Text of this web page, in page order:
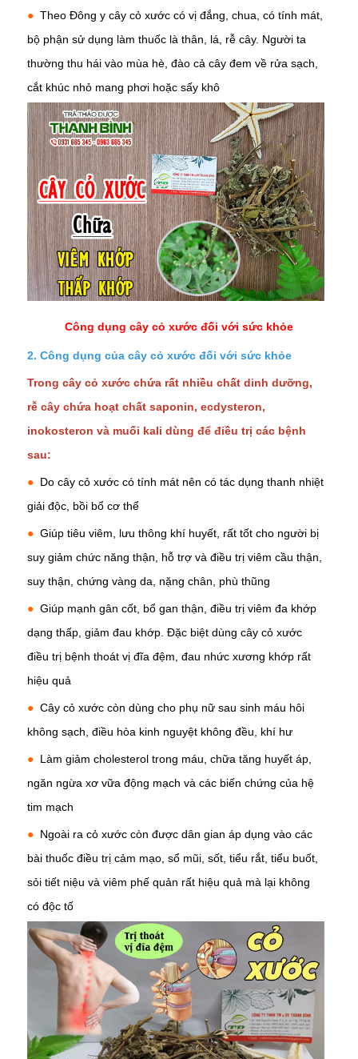
● Theo Đông y cây cỏ xước có vị đắng, chua, có tính mát,
bộ phận sử dụng làm thuốc là thân, lá, rễ cây. Người ta
thường thu hái vào mùa hè, đào cả cây đem về rửa sạch,
cắt khúc nhỏ mang phơi hoặc sấy khô
Công dụng cây cỏ xước đối với sức khỏe
2. Công dụng của cây cỏ xước đối với sức khỏe
Trong cây cỏ xước chứa rất nhiều chất dinh dưỡng,
rễ cây chứa hoạt chất saponin, ecdysteron,
inokosteron và muối kali dùng để điều trị các bệnh
sau:
● Do cây cỏ xước có tính mát nên có tác dụng thanh nhiệt
giải độc , bồi bổ cơ thể
● Giúp tiêu viêm, lưu thông khí huyết, rất tốt cho người bị
suy giảm chức năng thận, hỗ trợ và điều trị viêm cầu thận,
suy thận, chứng vàng da , nặng chân, phù thũng
● Giúp mạnh gân cốt, bổ gan thận, điều trị viêm đa khớp
dạng thấp, giảm đau khớp. Đặc biệt dùng cây cỏ xước
điều trị bệnh thoát vị đĩa đệm , đau nhức xương khớp rất
hiệu quả
● Cây cỏ xước còn dùng cho phụ nữ sau sinh máu hôi
không sạch, điều hòa kinh nguyệt không đều , khí hư
● Làm giảm cholesterol trong máu, chữa tăng huyết áp,
ngăn ngừa xơ vữa động mạch và các biến chứng của hệ
tim mạch
● Ngoài ra cỏ xước còn được dân gian áp dụng vào các
bài thuốc điều trị cảm mạo, sổ mũi, sốt, tiểu rắt, tiểu buốt,
sỏi tiết niệu và viêm phế quản rất hiệu quả mà lại không
có độc tố